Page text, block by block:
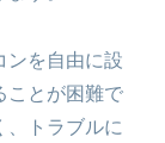
ンを自由に設
ことが困難で
、トラブルに